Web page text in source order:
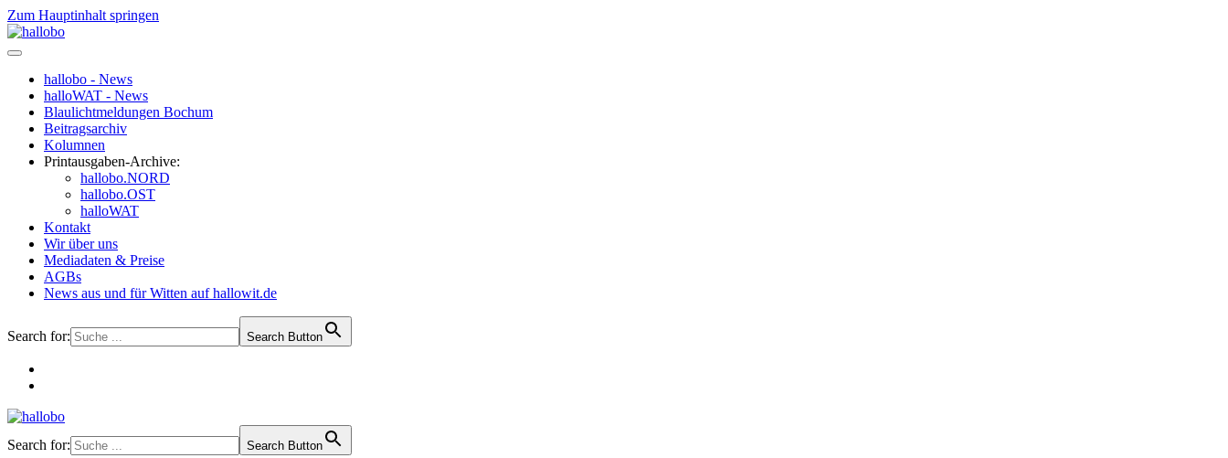
Zum Hauptinhalt springen
hallobo - News
halloWAT - News
Blaulichtmeldungen Bochum
Beitragsarchiv
Kolumnen
Printausgaben-Archive:
hallobo.NORD
hallobo.OST
halloWAT
Kontakt
Wir über uns
Mediadaten & Preise
AGBs
News aus und für Witten auf hallowit.de
Search for: Search Button
Search for: Search Button